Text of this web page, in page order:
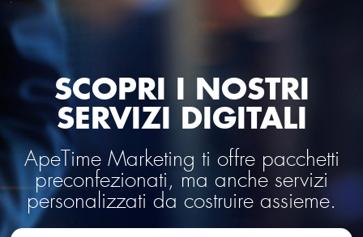
SCOPRI I NOSTRI
SERVIZI DIGITALI
ApeTime Marketing ti offre pacchetti
preconfezionati, ma anche servizi
personalizzati da costruire assieme.